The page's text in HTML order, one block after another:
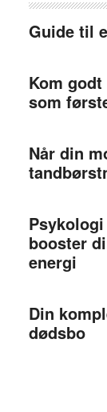
Guide til
Kom
som
Når din
booster
energi
Din
dødsbo